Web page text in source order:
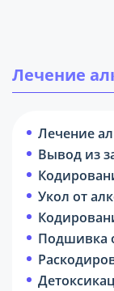
Лечение
Лечение
Вывод из
Укол от
Подшивка